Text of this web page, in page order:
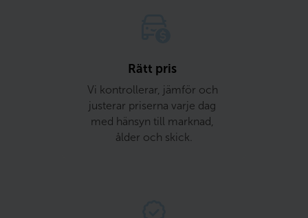
Rätt pris
Vi kontrollerar, jämför och
justerar priserna varje dag
med hänsyn till marknad,
ålder och skick.